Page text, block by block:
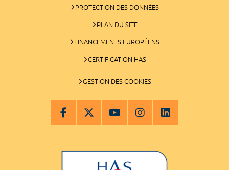
PROTECTION DES DONNÉES
PLAN DU SITE
FINANCEMENTS EUROPÉENS
CERTIFICATION HAS
GESTION DES COOKIES